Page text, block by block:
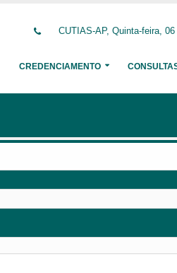
CUTIAS-AP, Quinta-feira,
CREDENCIAMENTO